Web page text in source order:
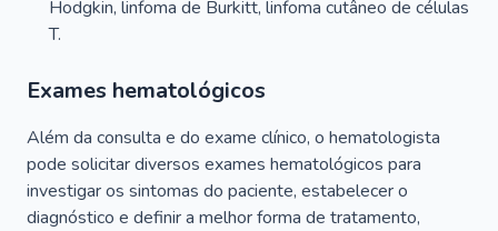
Hodgkin, linfoma de Burkitt, linfoma cutâneo de células
T.
Exames hematológicos
Além da consulta e do exame clínico, o hematologista
pode solicitar diversos exames hematológicos para
investigar os sintomas do paciente, estabelecer o
diagnóstico e definir a melhor forma de tratamento,